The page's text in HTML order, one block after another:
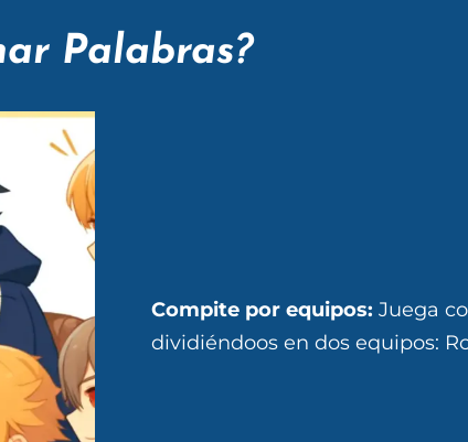
Palabras?
Compite por equipos: Juega
dividiéndoos en dos equipos: